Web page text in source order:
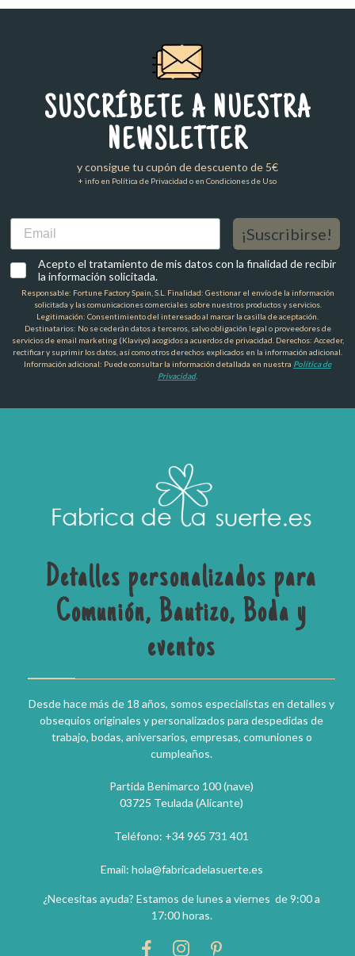
SUSCRÍBETE A NUESTRA
NEWSLETTER
y consigue tu cupón de descuento de 5€
+ info en Política de Privacidad o en Condiciones de Uso
Email
¡Suscribirse!
Acepto el tratamiento de mis datos con la finalidad de recibir
la información solicitada.
Responsable: Fortune Factory Spain, S.L. Finalidad: Gestionar el envío de la información
solicitada y las comunicaciones comerciales sobre nuestros productos y servicios.
Legitimación: Consentimiento del interesado al marcar la casilla de aceptación.
Destinatarios: No se cederán datos a terceros, salvo obligación legal o proveedores de
servicios de email marketing (Klaviyo) acogidos a acuerdos de privacidad. Derechos: Acceder,
rectificar y suprimir los datos, así como otros derechos explicados en la información adicional.
Información adicional: Puede consultar la información detallada en nuestra Política de
Privacidad.
Detalles personalizados para
Comunión, Bautizo, Boda y
eventos
Desde hace más de 18 años, somos especialistas en detalles y
obsequios originales y personalizados para despedidas de
trabajo, bodas, aniversarios, empresas, comuniones o
cumpleaños.
Partida Benimarco 100 (nave)
03725 Teulada (Alicante)
Teléfono: +34 965 731 401
Email: hola@fabricadelasuerte.es
¿Necesitas ayuda? Estamos de lunes a viernes de 9:00 a
17:00 horas.